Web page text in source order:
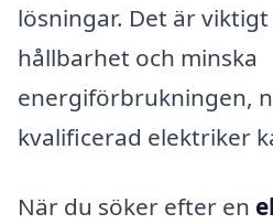
lösningar. Det är
hållbarhet och minska
energiförbrukningen,
kvalificerad elektriker
När du söker efter en